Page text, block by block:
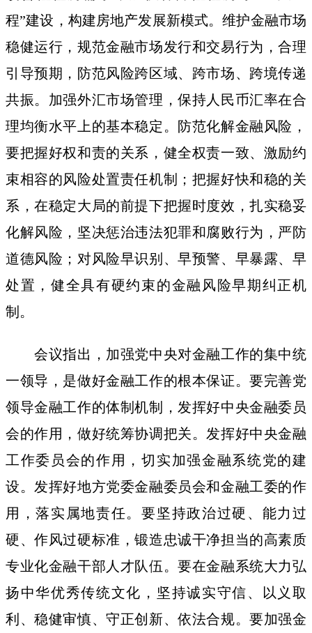
程”建设，构建房地产发展新模式。维护金融市场
稳健运行，规范金融市场发行和交易行为，合理
引导预期，防范风险跨区域、跨市场、跨境传递
共振。加强外汇市场管理，保持人民币汇率在合
理均衡水平上的基本稳定。防范化解金融风险，
要把握好权和责的关系，健全权责一致、激励约
束相容的风险处置责任机制；把握好快和稳的关
系，在稳定大局的前提下把握时度效，扎实稳妥
化解风险，坚决惩治违法犯罪和腐败行为，严防
道德风险；对风险早识别、早预警、早暴露、早
处置，健全具有硬约束的金融风险早期纠正机
制。
会议指出，加强党中央对金融工作的集中统
一领导，是做好金融工作的根本保证。要完善党
领导金融工作的体制机制，发挥好中央金融委员
会的作用，做好统筹协调把关。发挥好中央金融
工作委员会的作用，切实加强金融系统党的建
设。发挥好地方党委金融委员会和金融工委的作
用，落实属地责任。要坚持政治过硬、能力过
硬、作风过硬标准，锻造忠诚干净担当的高素质
专业化金融干部人才队伍。要在金融系统大力弘
扬中华优秀传统文化，坚持诚实守信、以义取
利、稳健审慎、守正创新、依法合规。要加强金